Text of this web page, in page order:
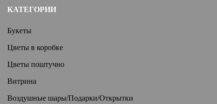
КАТЕГОРИИ
Букеты
Цветы в коробке
Цветы поштучно
Витрина
Воздушные шары/Подарки/Открытки